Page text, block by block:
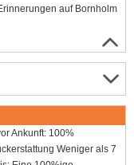
auf Bornholm
Ankunft: 100%
Weniger als 7